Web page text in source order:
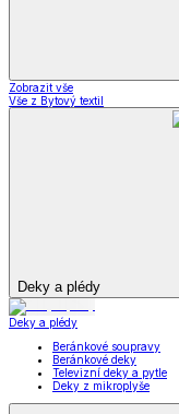
Zobrazit vše
Vše z Bytový textil
Deky a plédy
Deky a plédy
Beránkové soupravy
Beránkové deky
Televizní deky a pytle
Deky z mikroplyše